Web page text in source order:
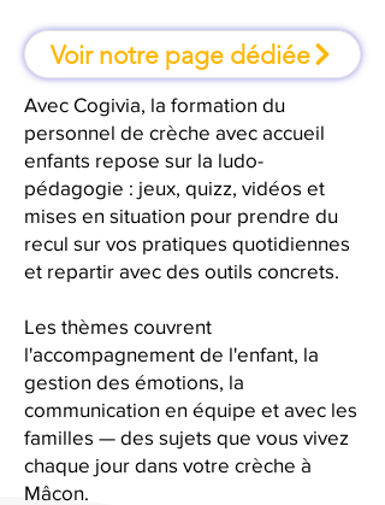
Voir notre page dédiée
Avec Cogivia, la formation du
personnel de crèche avec accueil
enfants repose sur la ludo-
pédagogie : jeux, quizz, vidéos et
mises en situation pour prendre du
recul sur vos pratiques quotidiennes
et repartir avec des outils concrets.
Les thèmes couvrent
l'accompagnement de l'enfant, la
gestion des émotions, la
communication en équipe et avec les
familles — des sujets que vous vivez
chaque jour dans votre crèche à
Mâcon.